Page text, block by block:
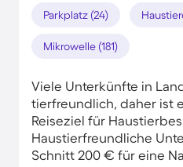
Parkplatz (24)
Mikrowelle (181)
Viele Unterkünfte in
tierfreundlich, daher ist
Reiseziel für
Haustierfreundliche
Schnitt 200 € für eine